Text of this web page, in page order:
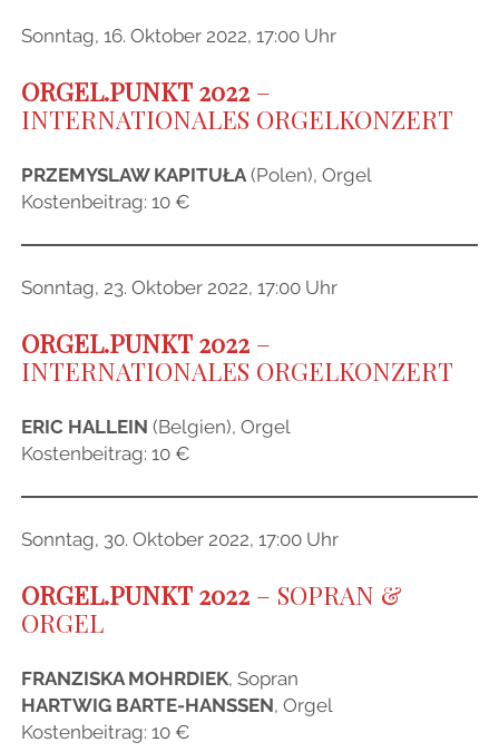
Sonntag, 16. Oktober 2022, 17:00 Uhr
ORGEL.PUNKT 2022 –
INTERNATIONALES ORGELKONZERT
PRZEMYSLAW KAPITUŁA(Polen), Orgel
Kostenbeitrag: 10 €
Sonntag, 23. Oktober 2022, 17:00 Uhr
ORGEL.PUNKT 2022 –
INTERNATIONALES ORGELKONZERT
ERIC HALLEIN (Belgien), Orgel
Kostenbeitrag: 10 €
Sonntag, 30. Oktober 2022, 17:00 Uhr
ORGEL.PUNKT 2022 – SOPRAN &
ORGEL
FRANZISKA MOHRDIEK, Sopran
HARTWIG BARTE-HANSSEN, Orgel
Kostenbeitrag: 10 €